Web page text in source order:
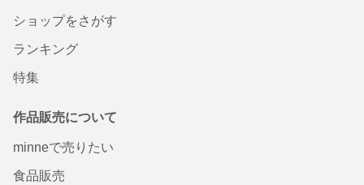
ショップをさがす
ランキング
特集
作品販売について
minneで売りたい
食品販売